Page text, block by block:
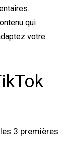
qui
votre
3 premières